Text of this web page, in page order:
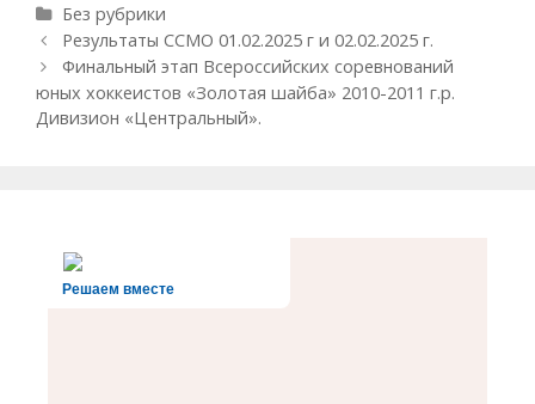
Рубрики
Без рубрики
Навигация
записи
Результаты ССМО 01.02.2025 г и 02.02.2025 г.
Финальный этап Всероссийских соревнований
юных хоккеистов «Золотая шайба» 2010-2011 г.р.
Дивизион «Центральный».
Решаем вместе